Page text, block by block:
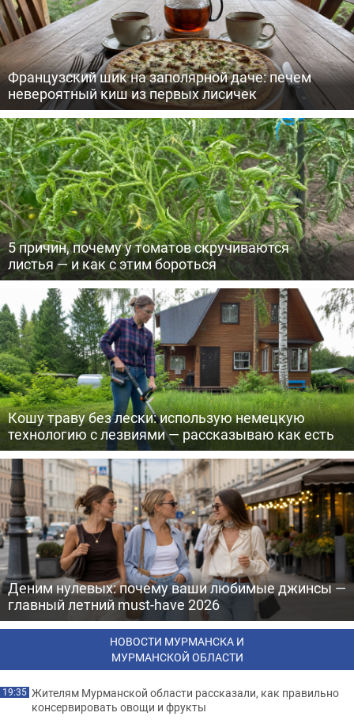
Французский шик на заполярной даче: печем
невероятный киш из первых лисичек
5 причин, почему у томатов скручиваются
листья — и как с этим бороться
Кошу траву без лески: использую немецкую
технологию с лезвиями — рассказываю как есть
Деним нулевых: почему ваши любимые джинсы —
главный летний must-have 2026
НОВОСТИ МУРМАНСКА И
МУРМАНСКОЙ ОБЛАСТИ
19:35 Жителям Мурманской области рассказали, как правильно
консервировать овощи и фрукты